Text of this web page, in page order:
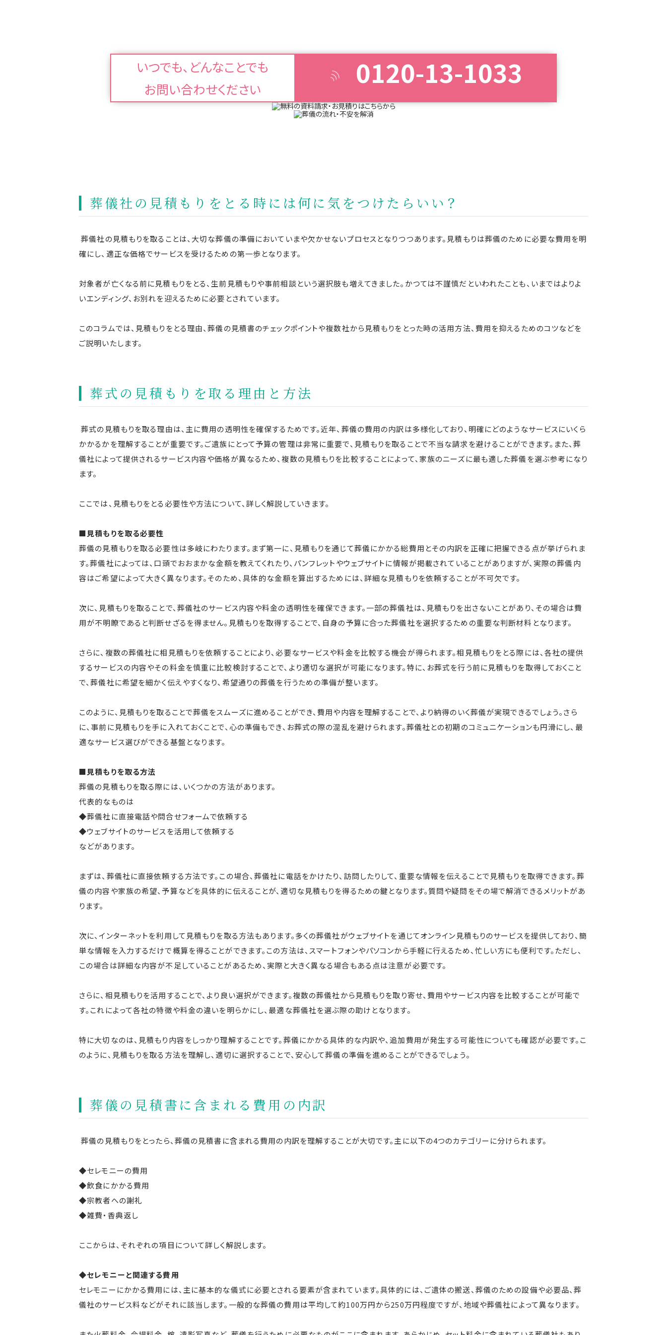
いつでも、どんなことでも
お問い合わせください
0120-13-1033
葬儀社の見積もりをとる時には何に気をつけたらいい？
葬儀社の見積もりを取ることは、大切な葬儀の準備においていまや欠かせないプロセスとなりつつあります。見積もりは葬儀のために必要な費用を明
確にし、適正な価格でサービスを受けるための第一歩となります。
対象者が亡くなる前に見積もりをとる、生前見積もりや事前相談という選択肢も増えてきました。かつては不謹慎だといわれたことも、いまではよりよ
いエンディング、お別れを迎えるために必要とされています。
このコラムでは、見積もりをとる理由、葬儀の見積書のチェックポイントや複数社から見積もりをとった時の活用方法、費用を抑えるためのコツなどを
ご説明いたします。
葬式の見積もりを取る理由と方法
葬式の見積もりを取る理由は、主に費用の透明性を確保するためです。近年、葬儀の費用の内訳は多様化しており、明確にどのようなサービスにいくら
かかるかを理解することが重要です。ご遺族にとって予算の管理は非常に重要で、見積もりを取ることで不当な請求を避けることができます。また、葬
儀社によって提供されるサービス内容や価格が異なるため、複数の見積もりを比較することによって、家族のニーズに最も適した葬儀を選ぶ参考になり
ます。
ここでは、見積もりをとる必要性や方法について、詳しく解説していきます。
■見積もりを取る必要性
葬儀の見積もりを取る必要性は多岐にわたります。まず第一に、見積もりを通じて葬儀にかかる総費用とその内訳を正確に把握できる点が挙げられま
す。葬儀社によっては、口頭でおおまかな金額を教えてくれたり、パンフレットやウェブサイトに情報が掲載されていることがありますが、実際の葬儀内
容はご希望によって大きく異なります。そのため、具体的な金額を算出するためには、詳細な見積もりを依頼することが不可欠です。
次に、見積もりを取ることで、葬儀社のサービス内容や料金の透明性を確保できます。一部の葬儀社は、見積もりを出さないことがあり、その場合は費
用が不明瞭であると判断せざるを得ません。見積もりを取得することで、自身の予算に合った葬儀社を選択するための重要な判断材料となります。
さらに、複数の葬儀社に相見積もりを依頼することにより、必要なサービスや料金を比較する機会が得られます。相見積もりをとる際には、各社の提供
するサービスの内容やその料金を慎重に比較検討することで、より適切な選択が可能になります。特に、お葬式を行う前に見積もりを取得しておくこと
で、葬儀社に希望を細かく伝えやすくなり、希望通りの葬儀を行うための準備が整います。
このように、見積もりを取ることで葬儀をスムーズに進めることができ、費用や内容を理解することで、より納得のいく葬儀が実現できるでしょう。さら
に、事前に見積もりを手に入れておくことで、心の準備もでき、お葬式の際の混乱を避けられます。葬儀社との初期のコミュニケーションも円滑にし、最
適なサービス選びができる基盤となります。
■見積もりを取る方法
葬儀の見積もりを取る際には、いくつかの方法があります。
代表的なものは
◆葬儀社に直接電話や問合せフォームで依頼する
◆ウェブサイトのサービスを活用して依頼する
などがあります。
まずは、葬儀社に直接依頼する方法です。この場合、葬儀社に電話をかけたり、訪問したりして、重要な情報を伝えることで見積もりを取得できます。葬
儀の内容や家族の希望、予算などを具体的に伝えることが、適切な見積もりを得るための鍵となります。質問や疑問をその場で解消できるメリットがあ
ります。
次に、インターネットを利用して見積もりを取る方法もあります。多くの葬儀社がウェブサイトを通じてオンライン見積もりのサービスを提供しており、簡
単な情報を入力するだけで概算を得ることができます。この方法は、スマートフォンやパソコンから手軽に行えるため、忙しい方にも便利です。ただし、
この場合は詳細な内容が不足していることがあるため、実際と大きく異なる場合もある点は注意が必要です。
さらに、相見積もりを活用することで、より良い選択ができます。複数の葬儀社から見積もりを取り寄せ、費用やサービス内容を比較することが可能で
す。これによって各社の特徴や料金の違いを明らかにし、最適な葬儀社を選ぶ際の助けとなります。
特に大切なのは、見積もり内容をしっかり理解することです。葬儀にかかる具体的な内訳や、追加費用が発生する可能性についても確認が必要です。こ
のように、見積もりを取る方法を理解し、適切に選択することで、安心して葬儀の準備を進めることができるでしょう。
葬儀の見積書に含まれる費用の内訳
葬儀の見積もりをとったら、葬儀の見積書に含まれる費用の内訳を理解することが大切です。主に以下の4つのカテゴリーに分けられます。
◆セレモニーの費用
◆飲食にかかる費用
◆宗教者への謝礼
◆雑費・香典返し
ここからは、それぞれの項目について詳しく解説します。
◆セレモニーと関連する費用
セレモニーにかかる費用には、主に基本的な儀式に必要とされる要素が含まれています。具体的には、ご遺体の搬送、葬儀のための設備や必要品、葬
儀社のサービス料などがそれに該当します。一般的な葬儀の費用は平均して約100万円から250万円程度ですが、地域や葬儀社によって異なります。